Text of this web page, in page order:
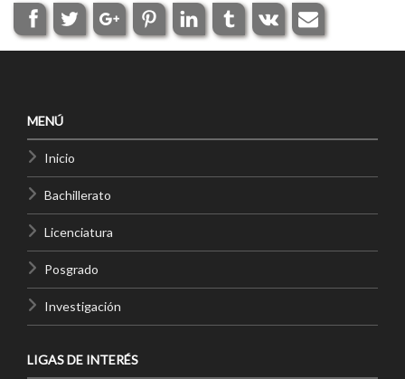
MENÚ
Inicio
Bachillerato
Licenciatura
Posgrado
Investigación
LIGAS DE INTERÉS